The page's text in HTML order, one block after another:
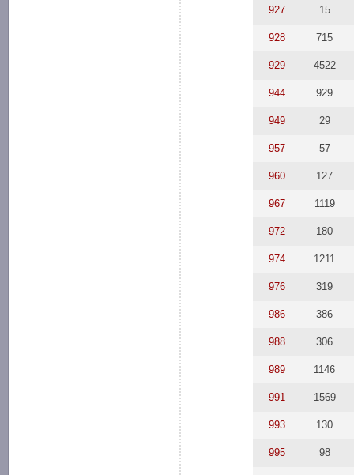
927 15
928 715
929 4522
944 929
949 29
957 57
960 127
967 1119
972 180
974 1211
976 319
986 386
988 306
989 1146
991 1569
993 130
995 98